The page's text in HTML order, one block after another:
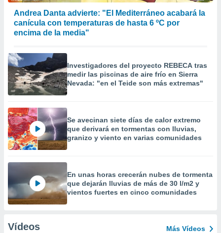
Andrea Danta advierte: "El Mediterráneo acabará la
canícula con temperaturas de hasta 6 ºC por
encima de la media"
Investigadores del proyecto REBECA tras
medir las piscinas de aire frío en Sierra
Nevada: "en el Teide son más extremas"
Se avecinan siete días de calor extremo
que derivará en tormentas con lluvias,
granizo y viento en varias comunidades
En unas horas crecerán nubes de tormenta
que dejarán lluvias de más de 30 l/m2 y
vientos fuertes en cinco comunidades
Vídeos Más Vídeos